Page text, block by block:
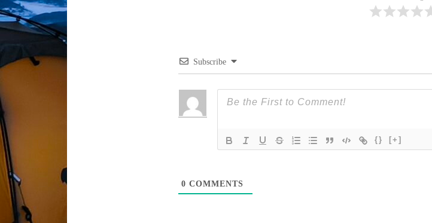
Subscribe
{} [+]
0 COMMENTS